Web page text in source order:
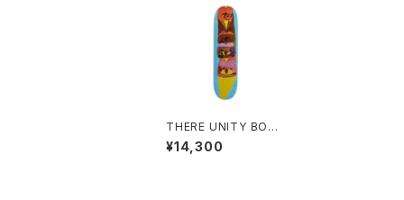
THERE UNITY BOAR
DS ICE CREAM CON
E 8.06インチ ゼアー
¥14,300